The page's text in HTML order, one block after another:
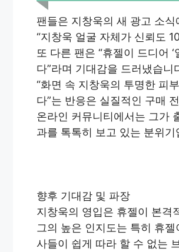
팬들은 지창욱의 새 광고 소
“지창욱 얼굴 자체가 신뢰도
또 다른 팬은 “휴젤이 드디어
다”라며 기대감을 드러냈습니
“화면 속 지창욱의 투명한 피
다”는 반응은 실질적인 구매
온라인 커뮤니티에서는 그가
과를 톡톡히 보고 있는 분위기
향후 기대감 및 파장
지창욱의 영입은 휴젤이 본격
그의 높은 인지도는 특히 휴
사들이 쉽게 따라 할 수 없는